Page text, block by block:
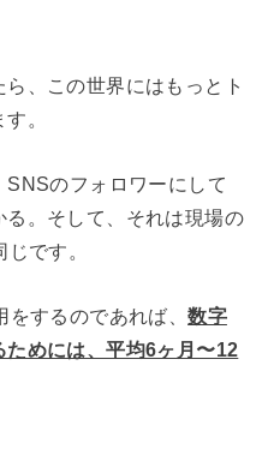
、この世界にはもっとト
。
のフォロワーにして
る。そして、それは現場の
です。
をするのであれば、数字
めには、平均6ヶ月〜12